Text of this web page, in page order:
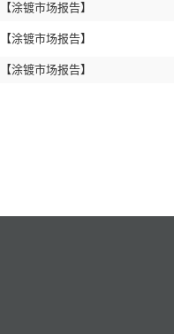
【涂镀市场报告】
【涂镀市场报告】
【涂镀市场报告】